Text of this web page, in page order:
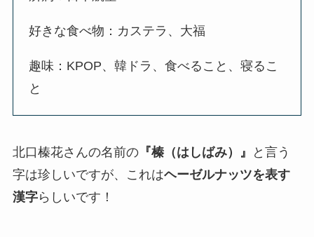
好きな食べ物：カステラ、大福
趣味：KPOP、韓ドラ、食べること、寝るこ
と
北口榛花さんの名前の『榛（はしばみ）』
と言う
字は珍しいですが、これはヘーゼルナッツを表す
漢字らしいです！